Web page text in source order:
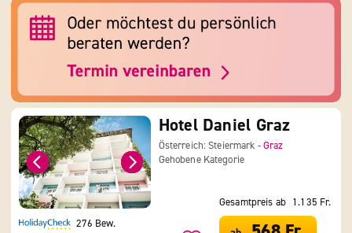
Hotel Daniel Graz
Österreich: Steiermark -Graz
Gehobene Kategorie
276 Bew.
Gesamtpreis ab 1.135 Fr.